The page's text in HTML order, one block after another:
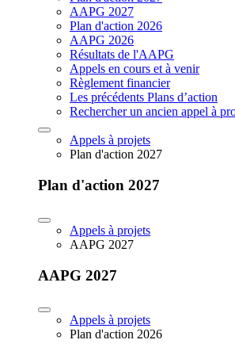
AAPG 2027
Plan d'action 2026
AAPG 2026
Résultats de l'AAPG
Appels en cours et à venir
Règlement financier
Les précédents Plans d’action
Rechercher un ancien appel à
Appels à projets
Plan d'action 2027
Plan d'action 2027
Appels à projets
AAPG 2027
AAPG 2027
Appels à projets
Plan d'action 2026